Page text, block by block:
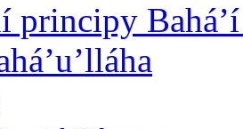
principy